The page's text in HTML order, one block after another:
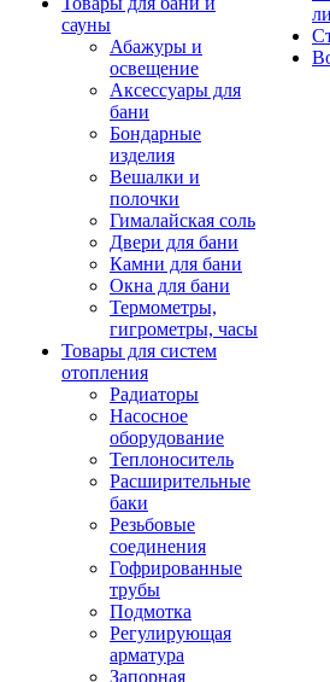
сауны
Абажуры и
освещение
Аксессуары для
бани
Бондарные
изделия
Вешалки и
полочки
Гималайская соль
Двери для бани
Камни для бани
Окна для бани
Термометры,
гигрометры, часы
Товары для систем
отопления
Радиаторы
Насосное
оборудование
Теплоноситель
Расширительные
баки
Резьбовые
соединения
Гофрированные
трубы
Подмотка
Регулирующая
арматура
Запорная